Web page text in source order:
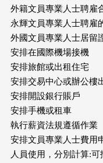
外籍文員專業人士聘雇
永輝文員專業人士聘雇
外國文員專業人士居留
安排在國際機場接機
安排旅館或出租住宅
安排交易中心或辦公樓
安排開設銀行賬戶
安排手機或租車
執行薪資法規遵循作業
安排文員專業人士費用
人員使用，分別計算: